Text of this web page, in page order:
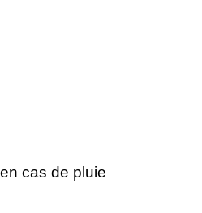
cas de pluie